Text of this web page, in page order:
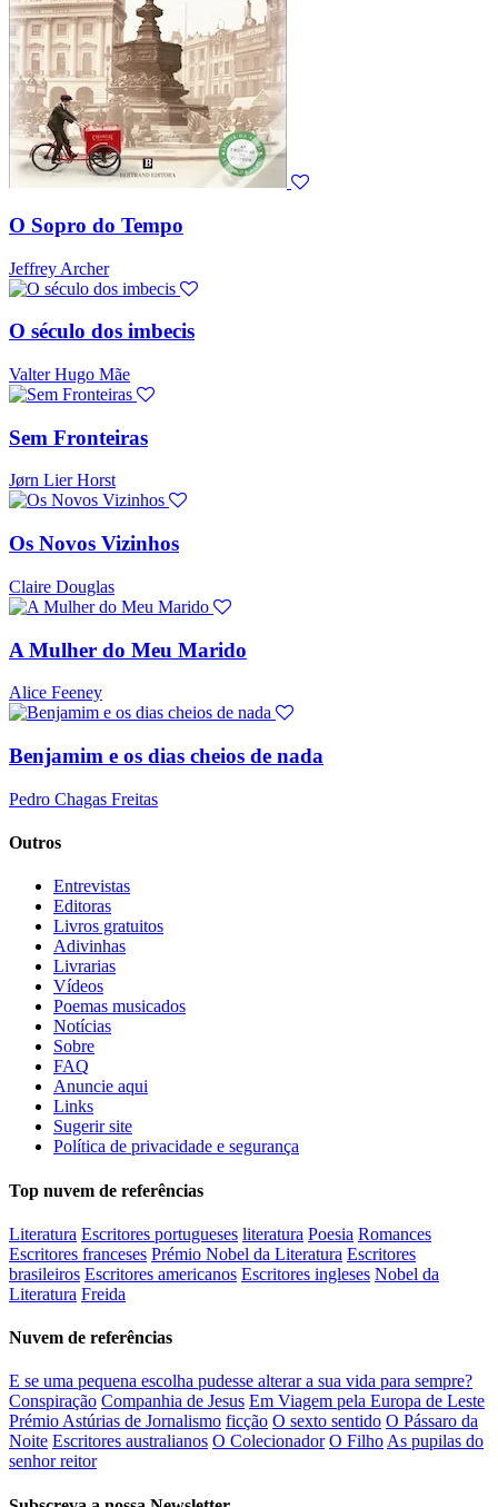
O Sopro do Tempo
Jeffrey Archer
O século dos imbecis
Valter Hugo Mãe
Sem Fronteiras
Jørn Lier Horst
Os Novos Vizinhos
Claire Douglas
A Mulher do Meu Marido
Alice Feeney
Benjamim e os dias cheios de nada
Pedro Chagas Freitas
Outros
Entrevistas
Editoras
Livros gratuitos
Adivinhas
Livrarias
Vídeos
Poemas musicados
Notícias
Sobre
FAQ
Anuncie aqui
Links
Sugerir site
Política de privacidade e segurança
Top nuvem de referências
Literatura Escritores portugueses literatura Poesia Romances
Escritores franceses Prémio Nobel da Literatura Escritores
brasileiros Escritores americanos Escritores ingleses Nobel da
Literatura Freida
Nuvem de referências
E se uma pequena escolha pudesse alterar a sua vida para sempre?
Conspiração Companhia de Jesus Em Viagem pela Europa de Leste
Prémio Astúrias de Jornalismo ficção O sexto sentido O Pássaro da
Noite Escritores australianos O Colecionador O Filho As pupilas do
senhor reitor